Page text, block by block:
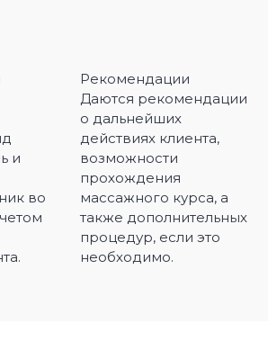
и
во
Рекомендации
Даются рекомендации
о дальнейших
действиях клиента,
возможности
прохождения
массажного курса, а
также дополнительных
процедур, если это
необходимо.